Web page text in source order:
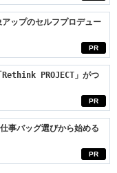
PR
ップのセルフプロデュー
PR
Rethink PROJECT」がつ
PR
事バッグ選びから始める